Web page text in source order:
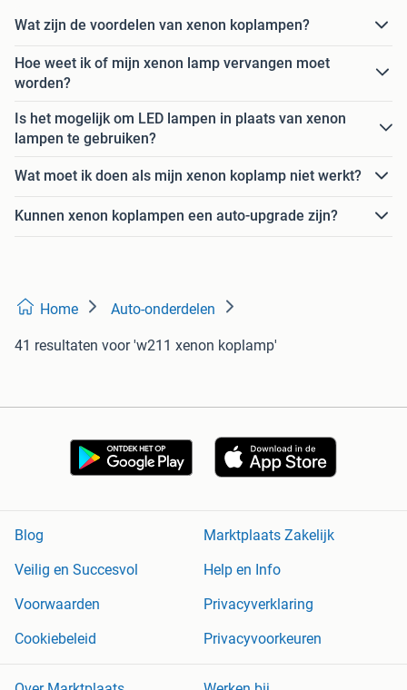
Wat zijn de voordelen van xenon koplampen?
Hoe weet ik of mijn xenon lamp vervangen moet
worden?
Is het mogelijk om LED lampen in plaats van xenon
lampen te gebruiken?
Wat moet ik doen als mijn xenon koplamp niet werkt?
Kunnen xenon koplampen een auto-upgrade zijn?
Home Auto-onderdelen
41 resultaten voor 'w211 xenon koplamp'
Blog
Marktplaats Zakelijk
Veilig en Succesvol
Help en Info
Voorwaarden
Privacyverklaring
Cookiebeleid
Privacyvoorkeuren